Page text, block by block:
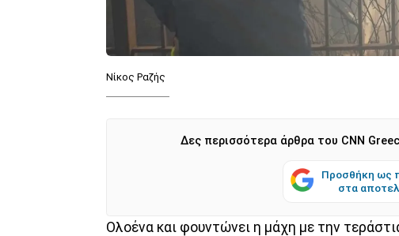
Νίκος Ραζής
Δες περισσότερα άρθρα του CNN
Προσθήκη ως
στα
Ολοένα και φουντώνει η μάχη με την